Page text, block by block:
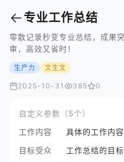
← 专业工作总结
零散记录秒变专业总结，成果
审，高效又省时！
生产力 文生文
2025-10-31 385 0
自定义参数（5个）
工作内容
具体的工作内
目标受众
工作总结的目